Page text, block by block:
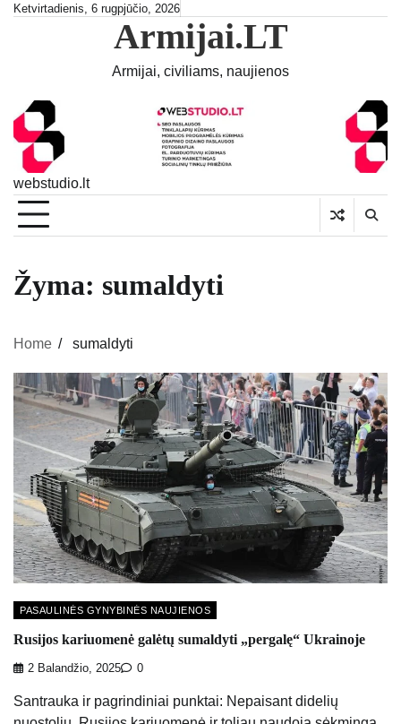
SkipKetvirtadienis, 6 rugpjūčio, 2026
Armijai.LT
Armijai, civiliams, naujienos
webstudio.lt
Žyma: sumaldyti
Home sumaldyti
PASAULINĖS GYNYBINĖS NAUJIENOS
Rusijos kariuomenė galėtų sumaldyti „pergalę“ Ukrainoje
2 Balandžio, 2025 0
Santrauka ir pagrindiniai punktai: Nepaisant didelių